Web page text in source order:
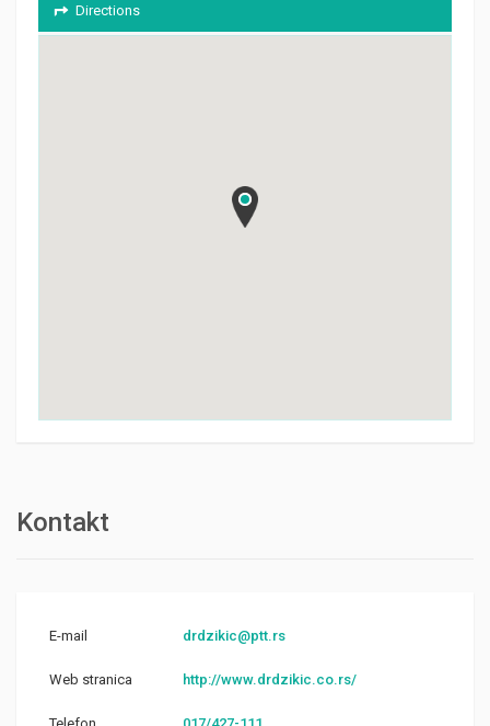
Directions
Kontakt
E-mail drdzikic@ptt.rs
Web stranica http://www.drdzikic.co.rs/